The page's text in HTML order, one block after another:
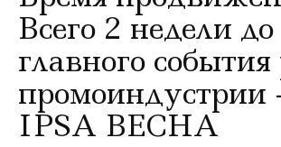
Всего 2 недели до
главного
промоиндустрии
IPSA ВЕСНА